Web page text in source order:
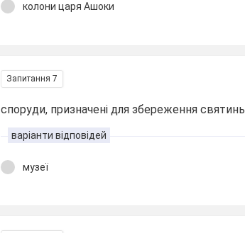
колони царя Ашоки
Запитання 7
споруди, призначені для збереження святинь
варіанти відповідей
музеї